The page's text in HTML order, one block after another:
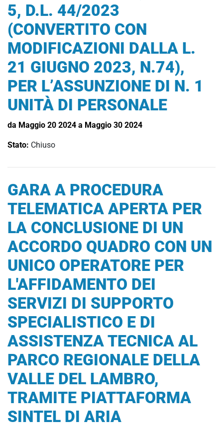
5, D.L. 44/2023
(CONVERTITO CON
MODIFICAZIONI DALLA L.
21 GIUGNO 2023, N.74),
PER L’ASSUNZIONE DI N. 1
UNITÀ DI PERSONALE
da Maggio 20 2024 a Maggio 30 2024
Stato: Chiuso
GARA A PROCEDURA
TELEMATICA APERTA PER
LA CONCLUSIONE DI UN
ACCORDO QUADRO CON UN
UNICO OPERATORE PER
L'AFFIDAMENTO DEI
SERVIZI DI SUPPORTO
SPECIALISTICO E DI
ASSISTENZA TECNICA AL
PARCO REGIONALE DELLA
VALLE DEL LAMBRO,
TRAMITE PIATTAFORMA
SINTEL DI ARIA